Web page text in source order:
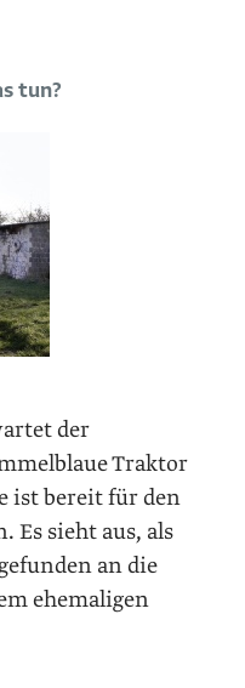
tun?
der
Traktor
ist bereit für den
Es sieht aus, als
an die
ehemaligen